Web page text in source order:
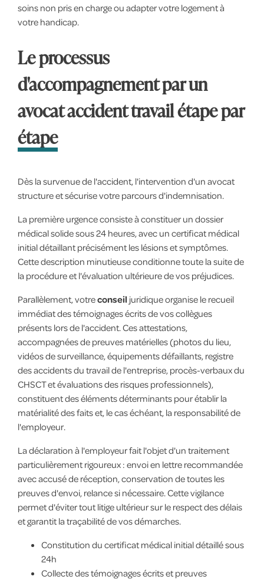
soins non pris en charge ou adapter votre logement à
votre handicap.
Le processus
d'accompagnement par un
avocat accident travail étape par
étape
Dès la survenue de l'accident, l'intervention d'un avocat
structure et sécurise votre parcours d'indemnisation.
La première urgence consiste à constituer un dossier
médical solide sous 24 heures, avec un certificat médical
initial détaillant précisément les lésions et symptômes.
Cette description minutieuse conditionne toute la suite de
la procédure et l'évaluation ultérieure de vos préjudices.
Parallèlement, votreconseiljuridique organise le recueil
immédiat des témoignages écrits de vos collègues
présents lors de l'accident. Ces attestations,
accompagnées de preuves matérielles (photos du lieu,
vidéos de surveillance, équipements défaillants, registre
des accidents du travail de l'entreprise, procès-verbaux du
CHSCT et évaluations des risques professionnels),
constituent des éléments déterminants pour établir la
matérialité des faits et, le cas échéant, la responsabilité de
l'employeur.
La déclaration à l'employeur fait l'objet d'un traitement
particulièrement rigoureux : envoi en lettre recommandée
avec accusé de réception, conservation de toutes les
preuves d'envoi, relance si nécessaire. Cette vigilance
permet d'éviter tout litige ultérieur sur le respect des délais
et garantit la traçabilité de vos démarches.
Constitution du certificat médical initial détaillé sous
24h
Collecte des témoignages écrits et preuves